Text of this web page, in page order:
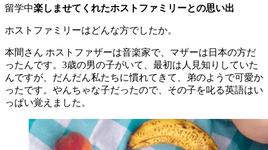
留学中楽しませてくれたホストファミリーとの思い出
ホストファミリーはどんな方でしたか。
本間さん ホストファザーは音楽家で、マザーは日本の方だ
ったんです。3歳の男の子がいて、最初は人見知りしていた
んですが、だんだん私たちに慣れてきて、弟のようで可愛か
ったです。やんちゃな子だったので、その子を叱る英語はい
っぱい覚えました。